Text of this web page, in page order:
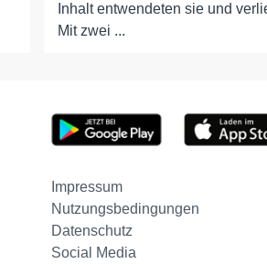
Inhalt entwendeten sie und
Mit zwei ...
Impressum
Nutzungsbedingungen
Datenschutz
Social Media